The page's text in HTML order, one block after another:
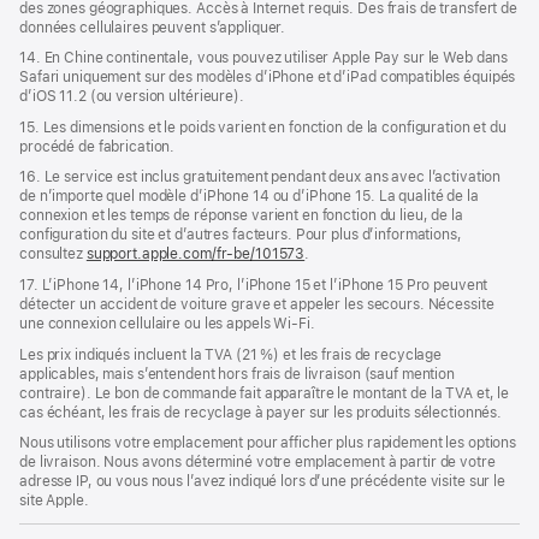
des zones géographiques. Accès à Internet requis. Des frais de transfert de
données cellulaires peuvent s’appliquer.
14. En Chine continentale, vous pouvez utiliser Apple Pay sur le Web dans
Safari uniquement sur des modèles d’iPhone et d’iPad compatibles équipés
d’iOS 11.2 (ou version ultérieure).
15. Les dimensions et le poids varient en fonction de la configuration et du
procédé de fabrication.
16. Le service est inclus gratuitement pendant deux ans avec l’activation
de n’importe quel modèle d’iPhone 14 ou d’iPhone 15. La qualité de la
connexion et les temps de réponse varient en fonction du lieu, de la
configuration du site et d’autres facteurs. Pour plus d’informations,
consultez support.apple.com/fr-be/101573.
17. L’iPhone 14, l’iPhone 14 Pro, l’iPhone 15 et l’iPhone 15 Pro peuvent
détecter un accident de voiture grave et appeler les secours. Nécessite
une connexion cellulaire ou les appels Wi‑Fi.
Les prix indiqués incluent la TVA (21 %) et les frais de recyclage
applicables, mais s’entendent hors frais de livraison (sauf mention
contraire). Le bon de commande fait apparaître le montant de la TVA et, le
cas échéant, les frais de recyclage à payer sur les produits sélectionnés.
Nous utilisons votre emplacement pour afficher plus rapidement les options
de livraison. Nous avons déterminé votre emplacement à partir de votre
adresse IP, ou vous nous l’avez indiqué lors d’une précédente visite sur le
site Apple.